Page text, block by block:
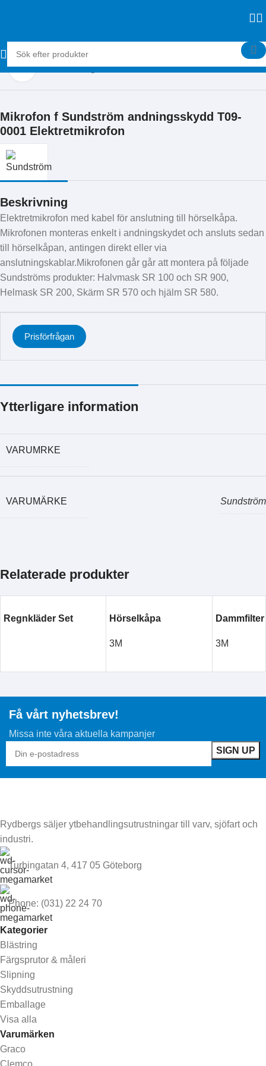
Hem Skyddsutrustning
Klicka för att förstora
Mikrofon f Sundström andningsskydd T09-
0001 Elektretmikrofon
Beskrivning
Elektretmikrofon med kabel för anslutning till hörselkåpa.
Mikrofonen monteras enkelt i andningskydet och ansluts sedan
till hörselkåpan, antingen direkt eller via
anslutningskablar.Mikrofonen går går att montera på följade
Sundströms produkter: Halvmask SR 100 och SR 900,
Helmask SR 200, Skärm SR 570 och hjälm SR 580.
Prisförfrågan
Ytterligare information
VARUMRKE
VARUMÄRKE Sundström
Relaterade produkter
Regnkläder Set Hörselkåpa
3M
Dammfilter
3M
Få vårt nyhetsbrev!
Missa inte våra aktuella kampanjer
Rydbergs säljer ytbehandlingsutrustningar till varv, sjöfart och
industri.
Turbingatan 4, 417 05 Göteborg
Phone: (031) 22 24 70
Kategorier
Blästring
Färgsprutor & måleri
Slipning
Skyddsutrustning
Emballage
Visa alla
Varumärken
Graco
Clemco